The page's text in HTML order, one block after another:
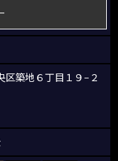
築地６丁目１９−２